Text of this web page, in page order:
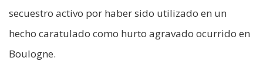
secuestro activo por haber sido utilizado en un
hecho caratulado como hurto agravado ocurrido en
Boulogne.